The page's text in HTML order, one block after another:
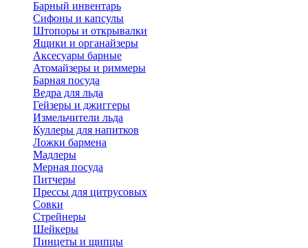
Барный инвентарь
Сифоны и капсулы
Штопоры и открывалки
Ящики и органайзеры
Аксесуары барные
Атомайзеры и риммеры
Барная посуда
Ведра для льда
Гейзеры и джиггеры
Измельчители льда
Куллеры для напитков
Ложки бармена
Мадлеры
Мерная посуда
Питчеры
Прессы для цитрусовых
Совки
Стрейнеры
Шейкеры
Пинцеты и щипцы